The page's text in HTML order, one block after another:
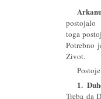
postojalo
toga
Potrebno
Život.
1.
Treba da